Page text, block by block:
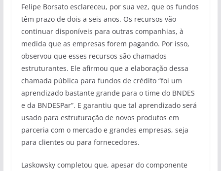
Felipe Borsato esclareceu, por sua vez, que os fundos
têm prazo de dois a seis anos. Os recursos vão
continuar disponíveis para outras companhias, à
medida que as empresas forem pagando. Por isso,
observou que esses recursos são chamados
estruturantes. Ele afirmou que a elaboração dessa
chamada pública para fundos de crédito “foi um
aprendizado bastante grande para o time do BNDES
e da BNDESPar”. E garantiu que tal aprendizado será
usado para estruturação de novos produtos em
parceria com o mercado e grandes empresas, seja
para clientes ou para fornecedores.
Laskowsky completou que, apesar do componente